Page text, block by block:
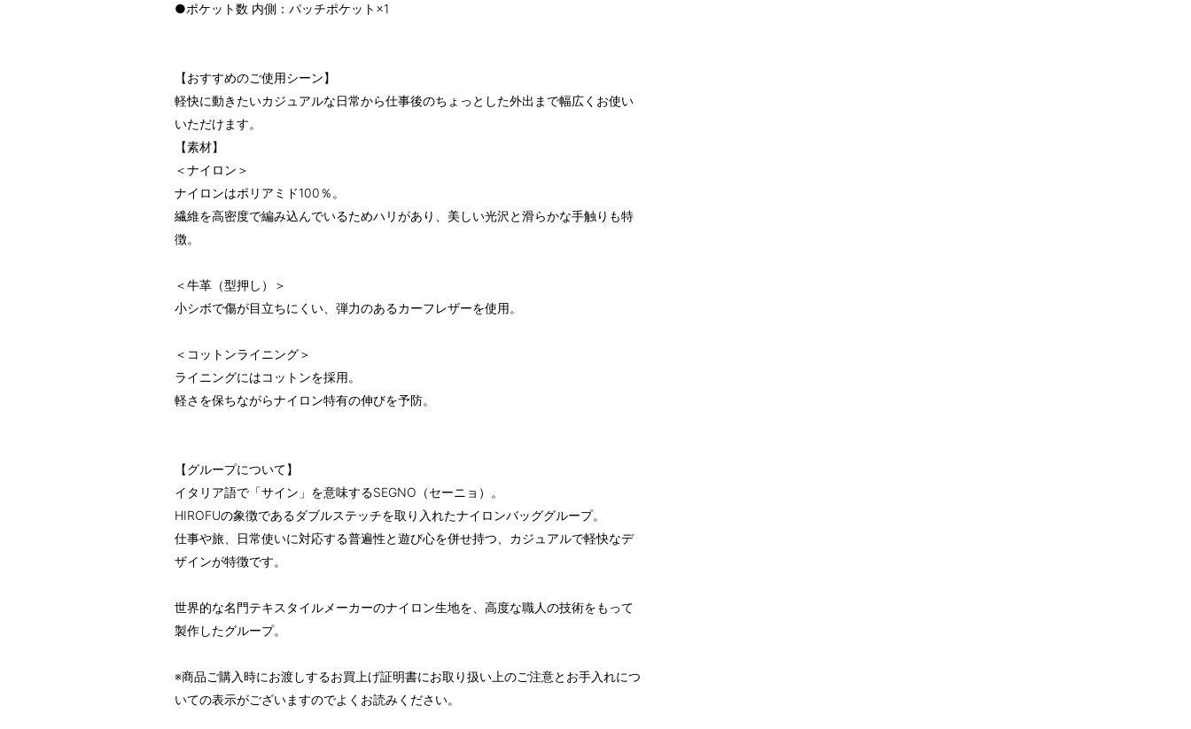
●ポケット数 内側：パッチポケット×1
【おすすめのご使用シーン】
軽快に動きたいカジュアルな日常から仕事後のちょっとした外出まで幅広くお使い
いただけます。
【素材】
＜ナイロン＞
ナイロンはポリアミド100％。
繊維を高密度で編み込んでいるためハリがあり、美しい光沢と滑らかな手触りも特
徴。
＜牛革（型押し）＞
小シボで傷が目立ちにくい、弾力のあるカーフレザーを使用。
＜コットンライニング＞
ライニングにはコットンを採用。
軽さを保ちながらナイロン特有の伸びを予防。
【グループについて】
イタリア語で「サイン」を意味するSEGNO（セーニョ）。
HIROFUの象徴であるダブルステッチを取り入れたナイロンバッググループ。
仕事や旅、日常使いに対応する普遍性と遊び心を併せ持つ、カジュアルで軽快なデ
ザインが特徴です。
世界的な名門テキスタイルメーカーのナイロン生地を、高度な職人の技術をもって
製作したグループ。
※商品ご購入時にお渡しするお買上げ証明書にお取り扱い上のご注意とお手入れにつ
いての表示がございますのでよくお読みください。